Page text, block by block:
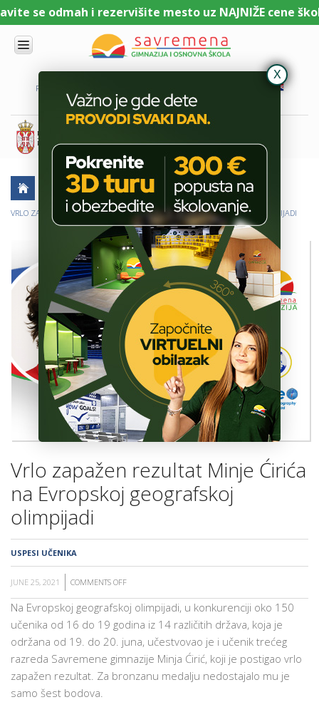
se odmah i rezervišite mesto uz NAJNIŽE cene
PORTAL ZA UČENIKE
NAMA
KOMBINOVANI
PROGRAM
NACIONALNI
PROGRAM
PROGRAM
SAVREMENO
OBRAZOVANJE
ERASMUS+
OSNOVNA
ŠKOLA
AKTUELNO USPESI UČENIKA
VRLO ZAPAŽEN REZULTAT MINJE ĆIRIĆA NA EVROPSKOJ GEOGRAFSKOJ OLIMPIJADI
Vrlo zapažen rezultat Minje Ćirića
na Evropskoj geografskoj
olimpijadi
USPESI UČENIKA
JUNE 25, 2021 COMMENTS OFF
VRLO
ZAPAŽEN
MINJE
ĆIRIĆA
Na Evropskoj geografskoj olimpijadi, u konkurenciji oko 150
učenika od 16 do 19 godina iz 14 različitih država, koja je
održana od 19. do 20. juna, učestvovao je i učenik trećeg
razreda Savremene gimnazije Minja Ćirić, koji je postigao vrlo
zapažen rezultat. Za bronzanu medalju nedostajalo mu je
samo šest bodova.